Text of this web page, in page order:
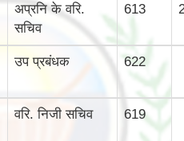
अप्रनि के वरि.
सचिव
613
उप प्रबंधक 622
वरि. निजी सचिव 619